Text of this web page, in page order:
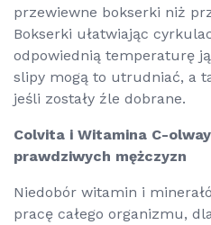
przewiewne bokserki niż
Bokserki ułatwiając
odpowiednią temperaturę
slipy mogą to utrudniać, a
jeśli zostały źle dobrane.
Colvita i Witamina C-
prawdziwych mężczyzn
Niedobór witamin i
pracę całego organizmu,